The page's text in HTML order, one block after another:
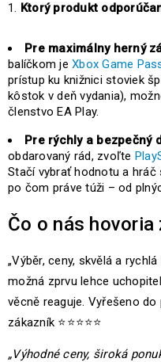
Ktorý produkt
Pre maximálny herný
balíčkom je Xbox Game
prístup ku knižnici stoviek
kôstok v deň vydania),
členstvo EA Play.
Pre rýchly a bezpečný
obdarovaný rád, zvoľte
Stačí vybrať hodnotu a
po čom práve túži – od
Čo o nás hovoria
„Výběr, ceny, skvělá a
možná zprvu lehce
věcně reaguje. Vyřešeno do
zákazník ⭐⭐⭐⭐⭐
„Výhodné ceny, široká